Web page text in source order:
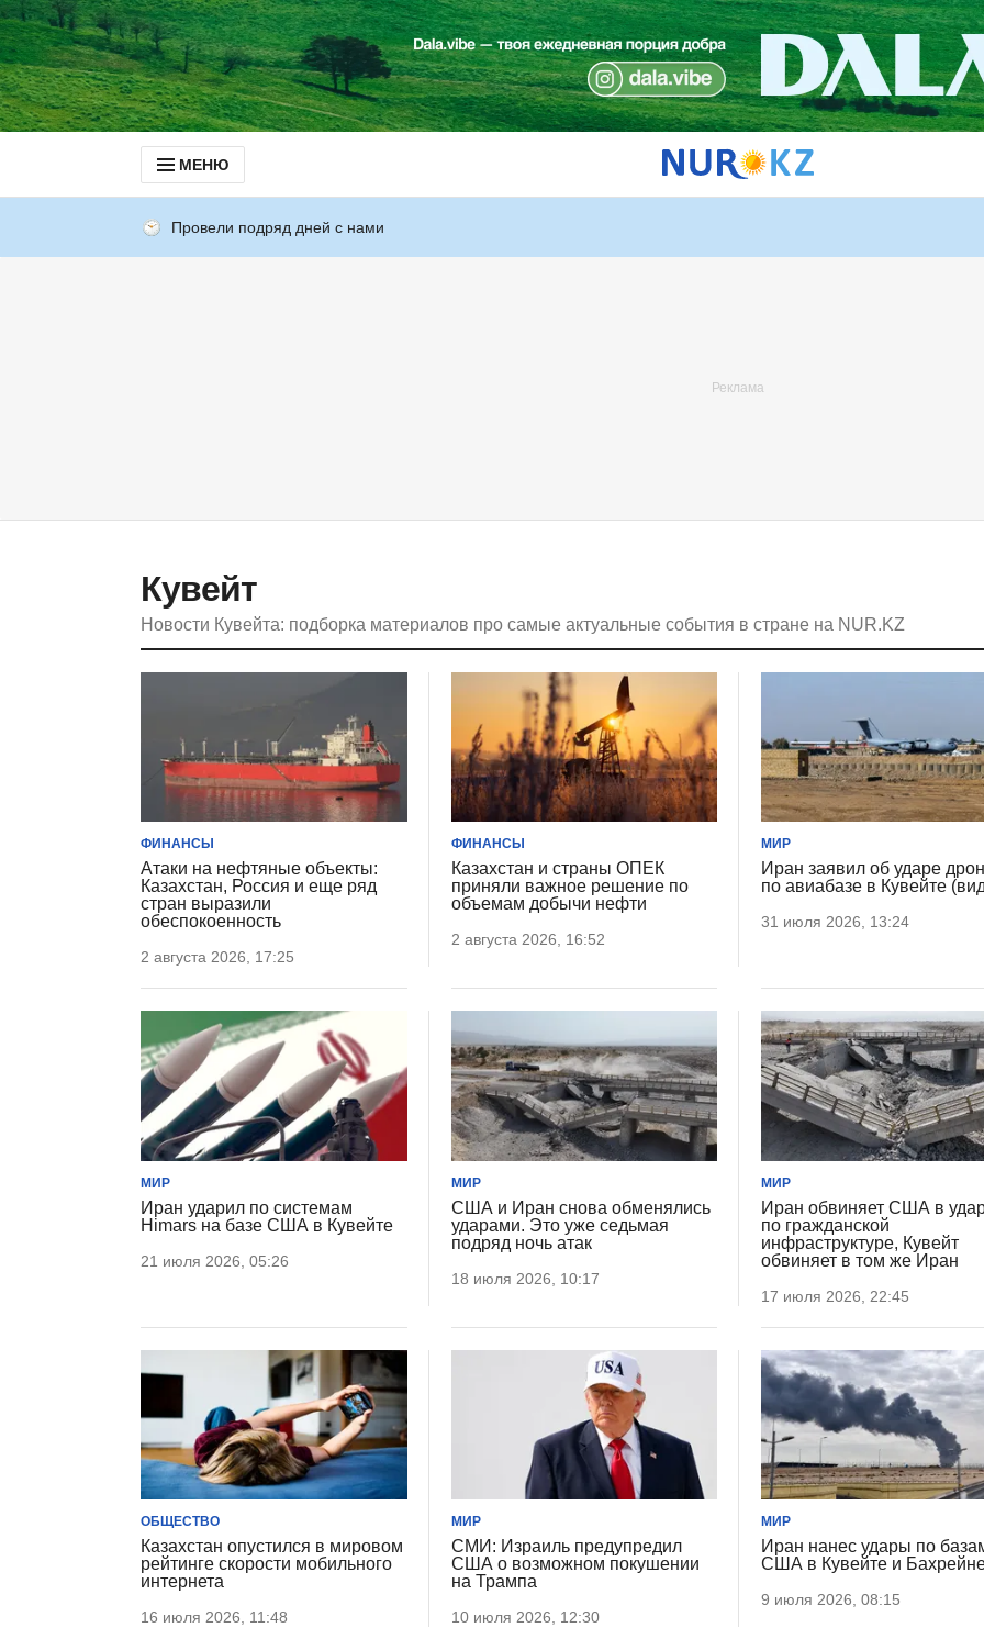
МЕНЮ
Провели подряд дней с нами
Кувейт
Новости Кувейта: подборка материалов про самые актуальные события в стране на NUR.KZ
ФИНАНСЫ
Атаки на нефтяные объекты:
Казахстан, Россия и еще ряд
стран выразили
обеспокоенность
2 августа 2026, 17:25
ФИНАНСЫ
Казахстан и страны ОПЕК
приняли важное решение по
объемам добычи нефти
2 августа 2026, 16:52
МИР
Иран заявил об ударе
по авиабазе в Кувейте
31 июля 2026, 13:24
МИР
Иран ударил по системам
Himars на базе США в Кувейте
21 июля 2026, 05:26
МИР
США и Иран снова обменялись
ударами. Это уже седьмая
подряд ночь атак
18 июля 2026, 10:17
МИР
Иран обвиняет США в
по гражданской
инфраструктуре, Кувейт
обвиняет в том же Иран
17 июля 2026, 22:45
ОБЩЕСТВО
Казахстан опустился в мировом
рейтинге скорости мобильного
интернета
16 июля 2026, 11:48
МИР
СМИ: Израиль предупредил
США о возможном покушении
на Трампа
10 июля 2026, 12:30
МИР
Иран нанес удары по
США в Кувейте и
9 июля 2026, 08:15